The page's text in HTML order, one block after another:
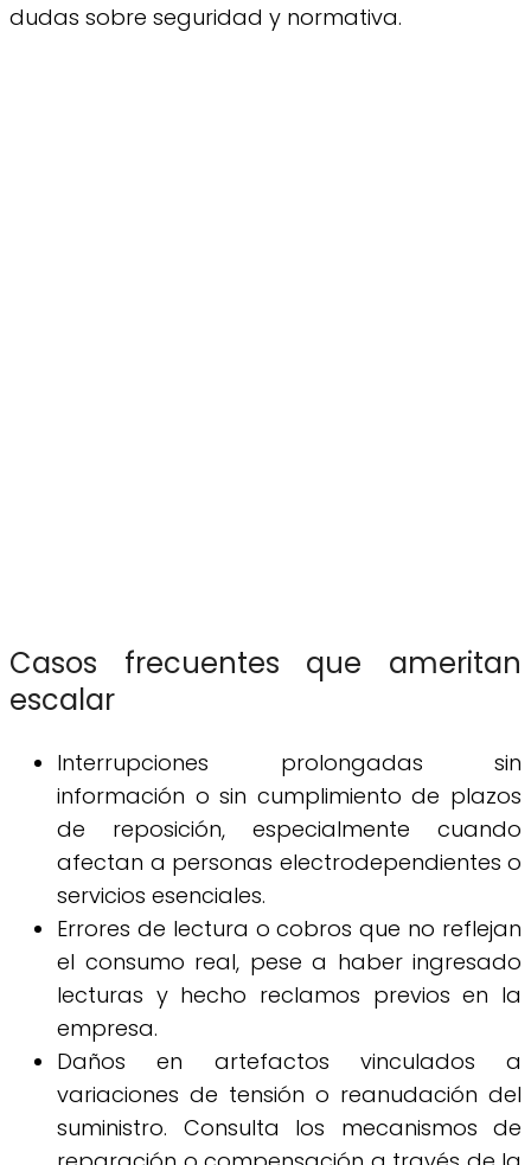
dudas sobre seguridad y normativa.
Casos frecuentes que ameritan
escalar
Interrupciones prolongadas sin
información o sin cumplimiento de plazos
de reposición, especialmente cuando
afectan a personas electrodependientes o
servicios esenciales.
Errores de lectura o cobros que no reflejan
el consumo real, pese a haber ingresado
lecturas y hecho reclamos previos en la
empresa.
Daños en artefactos vinculados a
variaciones de tensión o reanudación del
suministro. Consulta los mecanismos de